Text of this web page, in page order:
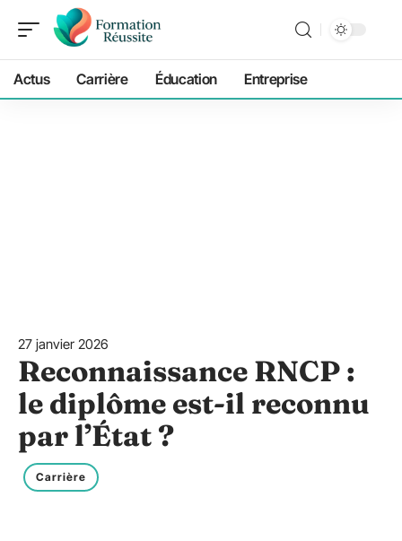
Actus Carrière Éducation Entreprise
27 janvier 2026
Reconnaissance RNCP :
le diplôme est-il reconnu
par l’État ?
Carrière